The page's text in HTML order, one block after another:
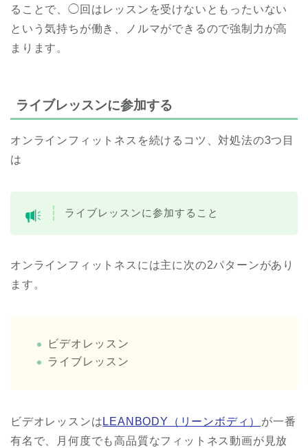
ることで、◯回はレッスンを受けないともったいない
という気持ちが働き、ノルマができるので強制力が高
まります。
ライブレッスンに参加する
オンラインフィットネスを続けるコツ、対処法の3つ目
は
ライブレッスンに参加すること
オンラインフィットネスには主に次の2パターンがあり
ます。
ビデオレッスン
ライブレッスン
ビデオレッスンは LEANBODY（リーンボディ）
が一番
有名で、月何度でも高品質なフィットネス動画が見放